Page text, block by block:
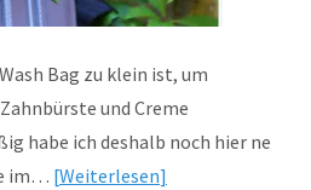
Bag zu klein ist, um
und Creme
habe ich deshalb noch hier ne
im… Weiterlesen